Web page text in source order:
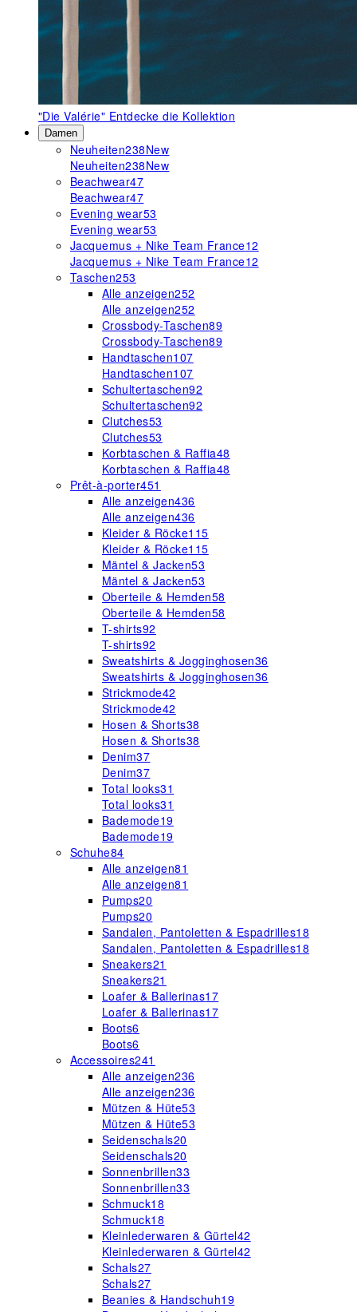
"Die Valérie" Entdecke die Kollektion
Damen
Neuheiten238New
Neuheiten238New
Beachwear47
Beachwear47
Evening wear53
Evening wear53
Jacquemus + Nike Team France12
Jacquemus + Nike Team France12
Taschen253
Alle anzeigen252
Alle anzeigen252
Crossbody-Taschen89
Crossbody-Taschen89
Handtaschen107
Handtaschen107
Schultertaschen92
Schultertaschen92
Clutches53
Clutches53
Korbtaschen & Raffia48
Korbtaschen & Raffia48
Prêt-à-porter451
Alle anzeigen436
Alle anzeigen436
Kleider & Röcke115
Kleider & Röcke115
Mäntel & Jacken53
Mäntel & Jacken53
Oberteile & Hemden58
Oberteile & Hemden58
T-shirts92
T-shirts92
Sweatshirts & Jogginghosen36
Sweatshirts & Jogginghosen36
Strickmode42
Strickmode42
Hosen & Shorts38
Hosen & Shorts38
Denim37
Denim37
Total looks31
Total looks31
Bademode19
Bademode19
Schuhe84
Alle anzeigen81
Alle anzeigen81
Pumps20
Pumps20
Sandalen, Pantoletten & Espadrilles18
Sandalen, Pantoletten & Espadrilles18
Sneakers21
Sneakers21
Loafer & Ballerinas17
Loafer & Ballerinas17
Boots6
Boots6
Accessoires241
Alle anzeigen236
Alle anzeigen236
Mützen & Hüte53
Mützen & Hüte53
Seidenschals20
Seidenschals20
Sonnenbrillen33
Sonnenbrillen33
Schmuck18
Schmuck18
Kleinlederwaren & Gürtel42
Kleinlederwaren & Gürtel42
Schals27
Schals27
Beanies & Handschuh19